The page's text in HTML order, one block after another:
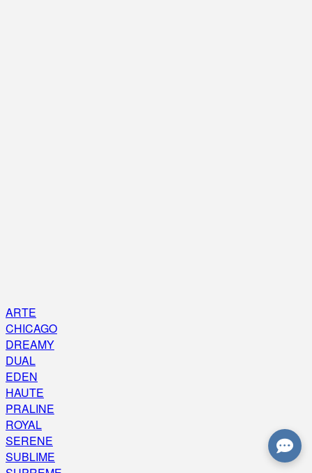
ARTE
CHICAGO
DREAMY
DUAL
EDEN
HAUTE
PRALINE
ROYAL
SERENE
SUBLIME